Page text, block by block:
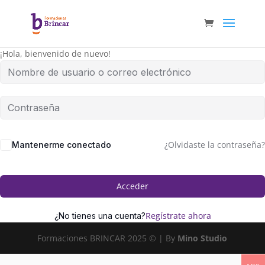
¡Hola, bienvenido de nuevo!
Mantenerme conectado ¿Olvidaste la contraseña?
Acceder
¿No tienes una cuenta?Regístrate ahora
Formaciones BRINCAR 2025 © | By Mino Studio